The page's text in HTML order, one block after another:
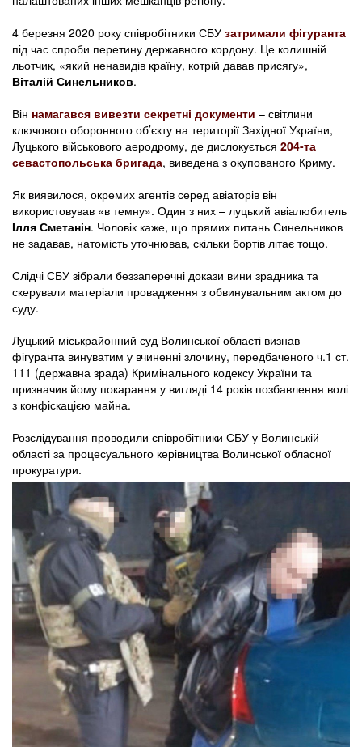
4 березня 2020 року співробітники СБУ затримали фігуранта
під час спроби перетину державного кордону. Це колишній
льотчик, «який ненавидів країну, котрій давав присягу»,
Віталій Синельников.
Він намагався вивезти секретні документи – світлини
ключового оборонного об’єкту на території Західної України,
Луцького військового аеродрому, де дислокується 204-та
севастопольська бригада, виведена з окупованого Криму.
Як виявилося, окремих агентів серед авіаторів він
використовував «в темну». Один з них – луцький авіалюбитель
Ілля Сметанін. Чоловік каже, що прямих питань Синельников
не задавав, натомість уточнював, скільки бортів літає тощо.
Слідчі СБУ зібрали беззаперечні докази вини зрадника та
скерували матеріали провадження з обвинувальним актом до
суду.
Луцький міськрайонний суд Волинської області визнав
фігуранта винуватим у вчиненні злочину, передбаченого ч.1 ст.
111 (державна зрада) Кримінального кодексу України та
призначив йому покарання у вигляді 14 років позбавлення волі
з конфіскацією майна.
Розслідування проводили співробітники СБУ у Волинській
області за процесуального керівництва Волинської обласної
прокуратури.